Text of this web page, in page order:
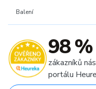
Balení
98 %
zákazníků
portálu